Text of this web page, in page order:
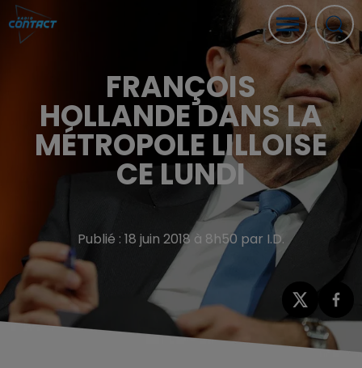
FRANÇOIS
HOLLANDE DANS LA
MÉTROPOLE LILLOISE
CE LUNDI
Publié : 18 juin 2018 à 8h50 par I.D.